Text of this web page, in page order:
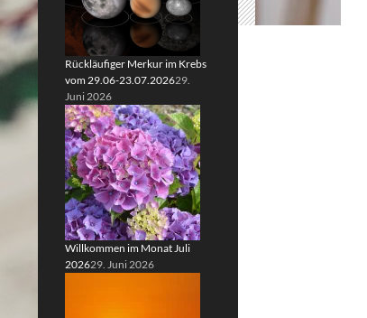
Rückläufiger Merkur im Krebs
vom 29.06-23.07.202629.
Juni 2026
Willkommen im Monat Juli
202629. Juni 2026